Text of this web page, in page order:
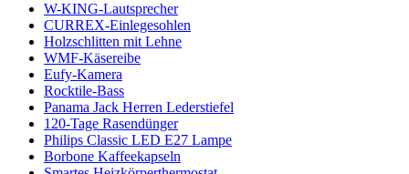
W-KING-Lautsprecher
CURREX-Einlegesohlen
Holzschlitten mit Lehne
WMF-Käsereibe
Eufy-Kamera
Rocktile-Bass
Panama Jack Herren Lederstiefel
120-Tage Rasendünger
Philips Classic LED E27 Lampe
Borbone Kaffeekapseln